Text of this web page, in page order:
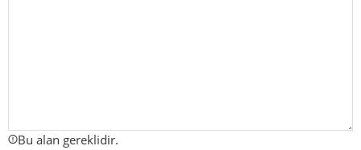
Bu alan gereklidir.